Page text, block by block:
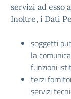
servizi ad esso
Inoltre, i Dati
soggetti
la
funzioni
terzi
servizi